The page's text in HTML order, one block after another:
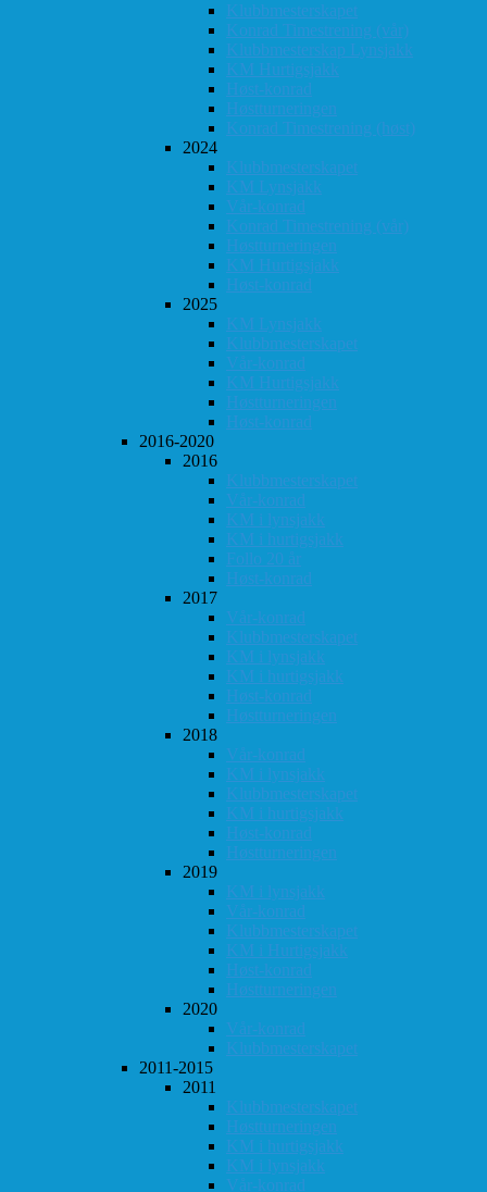
Klubbmesterskapet
Konrad Timestrening (vår)
Klubbmesterskap Lynsjakk
KM Hurtigsjakk
Høst-konrad
Høstturneringen
Konrad Timestrening (høst)
2024
Klubbmesterskapet
KM Lynsjakk
Vår-konrad
Konrad Timestrening (vår)
Høstturneringen
KM Hurtigsjakk
Høst-konrad
2025
KM Lynsjakk
Klubbmesterskapet
Vår-konrad
KM Hurtigsjakk
Høstturneringen
Høst-konrad
2016-2020
2016
Klubbmesterskapet
Vår-konrad
KM i lynsjakk
KM i hurtigsjakk
Follo 20 år
Høst-konrad
2017
Vår-konrad
Klubbmesterskapet
KM i lynsjakk
KM i hurtigsjakk
Høst-konrad
Høstturneringen
2018
Vår-konrad
KM i lynsjakk
Klubbmesterskapet
KM i hurtigsjakk
Høst-konrad
Høstturneringen
2019
KM i lynsjakk
Vår-konrad
Klubbmesterskapet
KM i Hurtigsjakk
Høst-konrad
Høstturneringen
2020
Vår-konrad
Klubbmesterskapet
2011-2015
2011
Klubbmesterskapet
Høstturneringen
KM i hurtigsjakk
KM i lynsjakk
Vår-konrad